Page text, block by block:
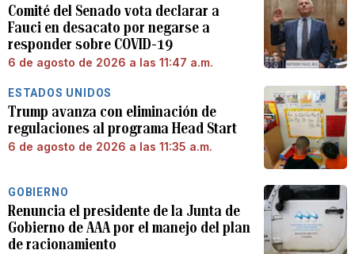
Comité del Senado vota declarar a
Fauci en desacato por negarse a
responder sobre COVID-19
6 de agosto de 2026 a las 11:47 a.m.
ESTADOS UNIDOS
Trump avanza con eliminación de
regulaciones al programa Head Start
6 de agosto de 2026 a las 11:35 a.m.
GOBIERNO
Renuncia el presidente de la Junta de
Gobierno de AAA por el manejo del plan
de racionamiento